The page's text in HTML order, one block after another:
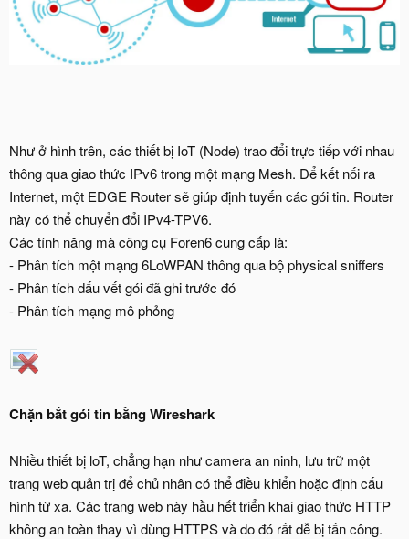
Như ở hình trên, các thiết bị IoT (Node) trao đổi trực tiếp với nhau
thông qua giao thức IPv6 trong một mạng Mesh. Để kết nối ra
Internet, một EDGE Router sẽ giúp định tuyến các gói tin. Router
này có thể chuyển đổi IPv4-TPV6.
Các tính năng mà công cụ Foren6 cung cấp là:
- Phân tích một mạng 6LoWPAN thông qua bộ physical sniffers
- Phân tích dấu vết gói đã ghi trước đó
- Phân tích mạng mô phỏng
Chặn bắt gói tin bằng Wireshark
Nhiều thiết bị loT, chẳng hạn như camera an ninh, lưu trữ một
trang web quản trị để chủ nhân có thể điều khiển hoặc định cấu
hình từ xa. Các trang web này hầu hết triển khai giao thức HTTP
không an toàn thay vì dùng HTTPS và do đó rất dễ bị tấn công.